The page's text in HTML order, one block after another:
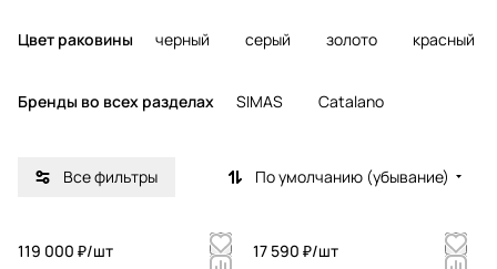
Цвет раковины черный серый золото красный
Бренды во всех разделах SIMAS Catalano
Все фильтры По умолчанию (убывание)
119 000 ₽/шт
17 590 ₽/шт